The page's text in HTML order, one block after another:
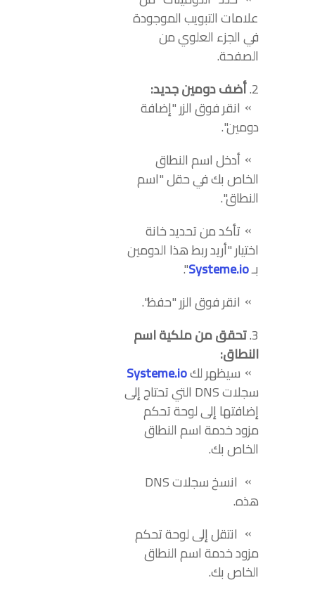
علامات التبويب الموجودة
في الجزء العلوي من
الصفحة.
أضف دومين جديد:
انقر فوق الزر "إضافة
دومين".
أدخل اسم النطاق
الخاص بك في حقل "اسم
النطاق".
تأكد من تحديد خانة
اختيار "أريد ربط هذا الدومين
بـSysteme.io
".
انقر فوق الزر "حفظ".
تحقق من ملكية اسم
النطاق:
سيظهر لكSysteme.io
سجلات DNS التي تحتاج إلى
إضافتها إلى لوحة تحكم
مزود خدمة اسم النطاق
الخاص بك.
انسخ سجلات DNS
هذه.
انتقل إلى لوحة تحكم
مزود خدمة اسم النطاق
الخاص بك.